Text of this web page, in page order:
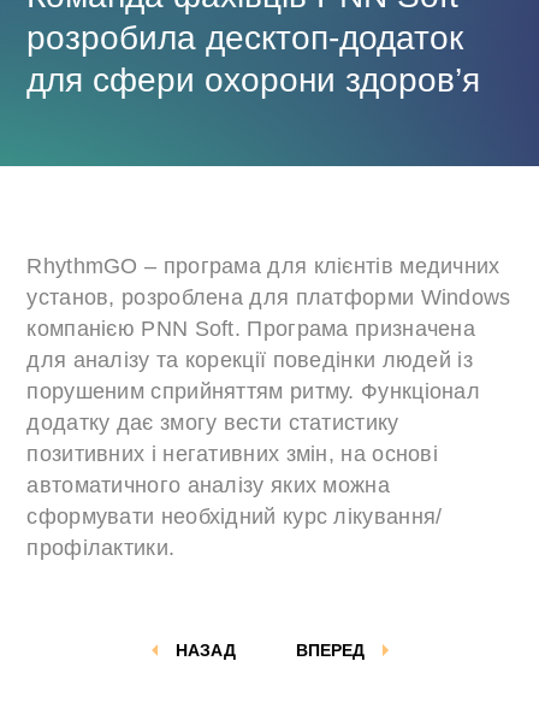
розробила десктоп-додаток
для сфери охорони здоров’я
RhythmGO – програма для клієнтів медичних
установ, розроблена для платформи Windows
компанією PNN Soft. Програма призначена
для аналізу та корекції поведінки людей із
порушеним сприйняттям ритму. Функціонал
додатку дає змогу вести статистику
позитивних і негативних змін, на основі
автоматичного аналізу яких можна
сформувати необхідний курс лікування/
профілактики.
ВПЕРЕД
НАЗАД